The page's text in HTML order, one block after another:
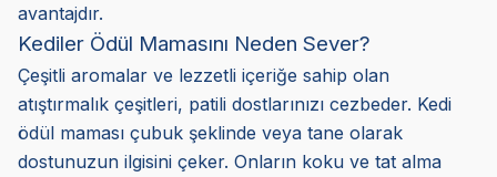
avantajdır.
Kediler Ödül Mamasını Neden Sever?
Çeşitli aromalar ve lezzetli içeriğe sahip olan
atıştırmalık çeşitleri, patili dostlarınızı cezbeder. Kedi
ödül maması çubuk şeklinde veya tane olarak
dostunuzun ilgisini çeker. Onların koku ve tat alma